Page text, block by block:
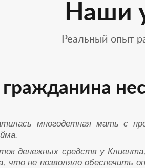
Наши
Реальный опыт
многодетная мать с
денежных средств у
что не позволяло обеспечить